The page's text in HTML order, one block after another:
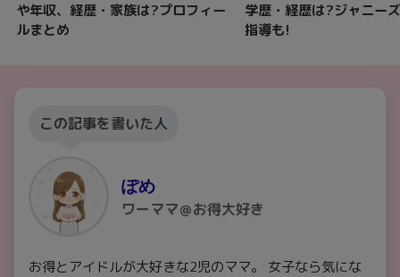
や年収、経歴・家族は?プロフィー
ルまとめ
学歴・経歴は?ジャニー
指導も!
この記事を書いた人
ぽめ
ワーママ＠お得大好き
お得とアイドルが大好きな2児のママ。 女子なら気にな